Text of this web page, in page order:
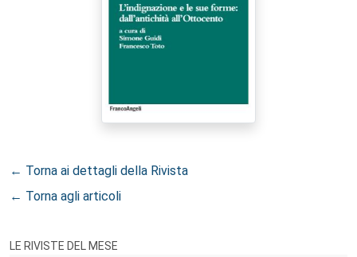
← Torna ai dettagli della Rivista
← Torna agli articoli
LE RIVISTE DEL MESE